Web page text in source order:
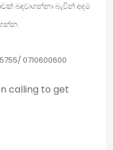
බඳවාගන්නා බැවින් අදම
0710600600
calling to get